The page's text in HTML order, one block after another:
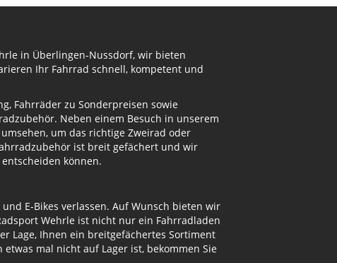
in Überlingen-Nussdorf, wir bieten
Ihr Fahrrad schnell, kompetent und
Fahrräder zu Sonderpreisen sowie
Neben einem Besuch in unserem
um das richtige Zweirad oder
ist breit gefächert und wir
können.
E-Bikes verlassen. Auf Wunsch bieten wir
Wehrle ist nicht nur ein Fahrradladen
Lage, Ihnen ein breitgefächertes Sortiment
mal nicht auf Lager ist, bekommen Sie